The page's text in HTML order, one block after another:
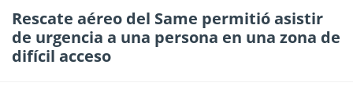
Rescate aéreo del Same permitió asistir
de urgencia a una persona en una zona de
difícil acceso